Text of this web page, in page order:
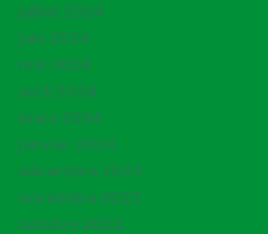
juillet 2024
juin 2024
mai 2024
avril 2024
mars 2024
janvier 2024
décembre 2023
novembre 2023
octobre 2023